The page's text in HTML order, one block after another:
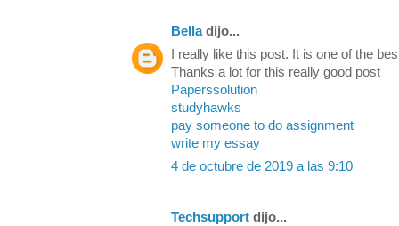
Belladijo...
I really like this post. It is one of the
Thanks a lot for this really good post
Paperssolution
studyhawks
pay someone to do assignment
write my essay
4 de octubre de 2019 a las 9:10
Techsupport dijo...